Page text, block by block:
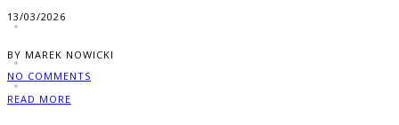
13/03/2026
BY MAREK NOWICKI
NO COMMENTS
READ MORE